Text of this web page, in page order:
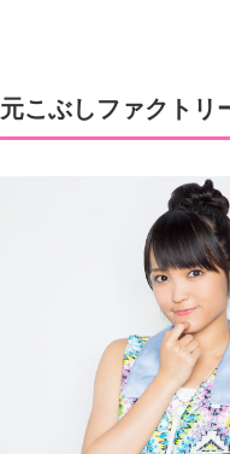
元こぶしファクトリ